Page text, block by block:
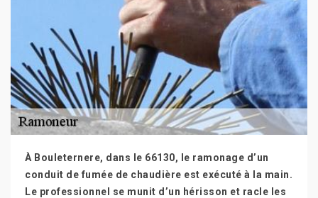
À Bouleternere, dans le 66130, le ramonage d’un
conduit de fumée de chaudière est exécuté à la main.
Le professionnel se munit d’un hérisson et racle les